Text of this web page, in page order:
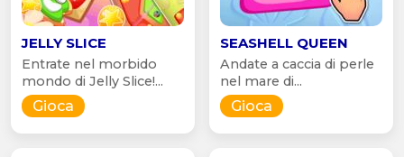
JELLY SLICE
Entrate nel morbido
mondo di Jelly Slice!...
Gioca
SEASHELL QUEEN
Andate a caccia di perle
nel mare di...
Gioca